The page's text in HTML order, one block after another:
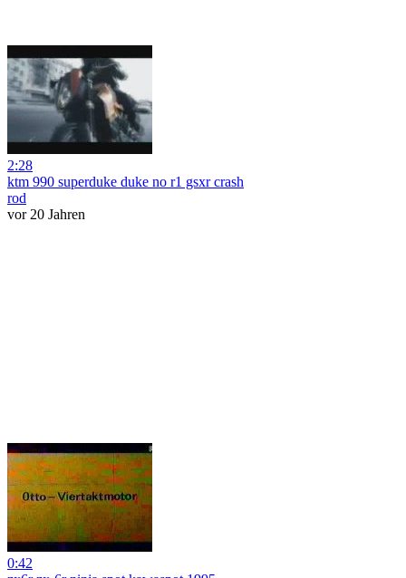
2:28
ktm 990 superduke duke no r1 gsxr crash
rod
vor 20 Jahren
0:42